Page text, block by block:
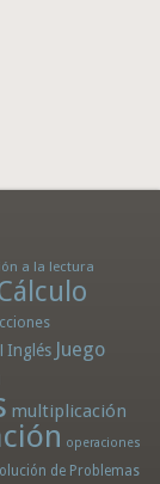
a la lectura
Inglés Juego
multiplicación
operaciones
de Problemas